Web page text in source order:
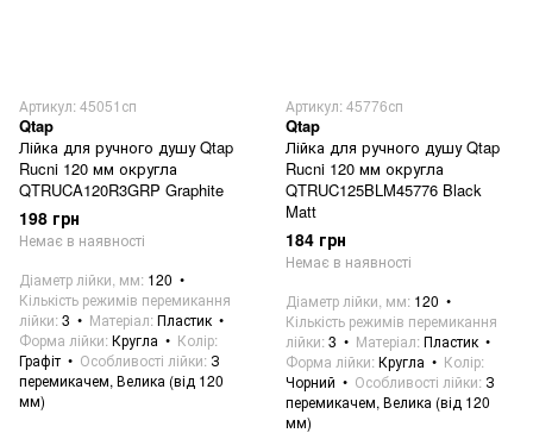
Артикул: 45051сп
Qtap
Лійка для ручного душу Qtap
Rucni 120 мм округла
QTRUCA120R3GRP Graphite
198 грн
Немає в наявності
Діаметр лійки, мм 120
Кількість режимів перемикання
лійки 3 Матеріал Пластик
Форма лійки Кругла
Колір
Графіт
Особливості лійки З
перемикачем, Велика (від 120
мм)
Артикул: 45776сп
Qtap
Лійка для ручного душу Qtap
Rucni 120 мм округла
QTRUC125BLM45776 Black
Matt
184 грн
Немає в наявності
Діаметр лійки, мм 120
Кількість режимів перемикання
лійки 3 Матеріал Пластик
Форма лійки Кругла
Колір
Чорний
Особливості лійки З
перемикачем, Велика (від 120
мм)